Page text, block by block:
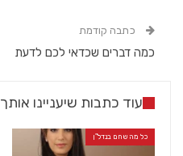
כתבה קודמת
כמה דברים שכדאי לכם לדעת
עוד כתבות שיעניינו אותך
כל מה שחם בנדל"ן